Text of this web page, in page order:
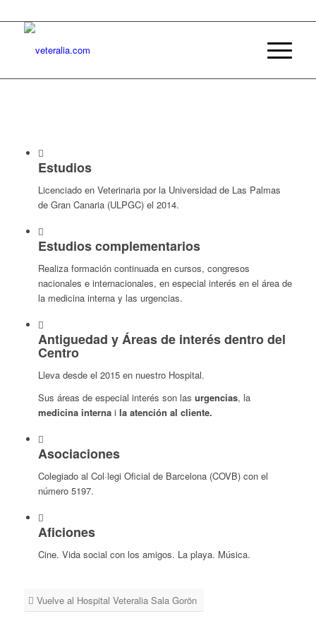
Estudios
Licenciado en Veterinaria por la Universidad de Las Palmas
de Gran Canaria (ULPGC) el 2014.
Estudios complementarios
Realiza formación continuada en cursos, congresos
nacionales e internacionales, en especial interés en el área de
la medicina interna y las urgencias.
Antiguedad y Áreas de interés dentro del
Centro
Lleva desde el 2015 en nuestro Hospital.
Sus áreas de especial interés son las urgencias, la
medicina interna i la atención al cliente.
Asociaciones
Colegiado al Col·legi Oficial de Barcelona (COVB) con el
número 5197.
Aficiones
Cine. Vida social con los amigos. La playa. Música.
Vuelve al Hospital Veteralia Sala Gorön